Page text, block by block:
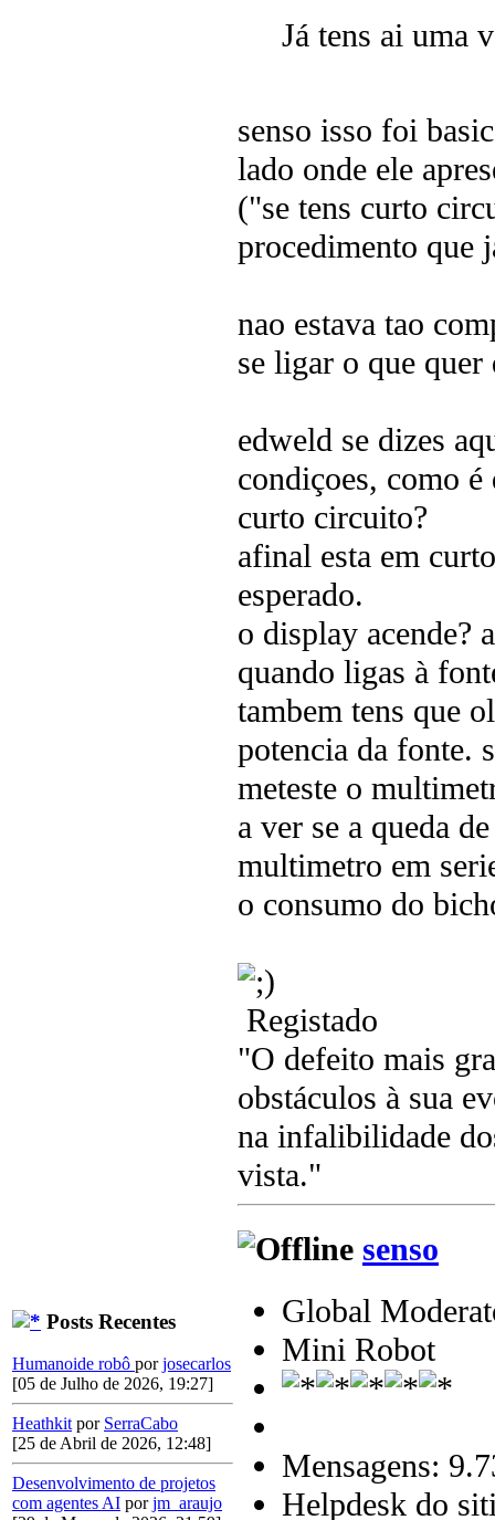
Posts Recentes
Humanoide robô porjosecarlos
[05 de Julho de 2026, 19:27]
Heathkit por SerraCabo
[25 de Abril de 2026, 12:48]
Desenvolvimento de projetos
com agentes AI porjm_araujo
Já tens ai uma
senso isso foi
lado onde ele
("se tens curto
procedimento que
nao estava tao
se ligar o que quer
edweld se dizes
condiçoes, como
curto circuito?
afinal esta em
esperado.
o display acende?
quando ligas à
tambem tens que
potencia da fonte.
meteste o
a ver se a queda
multimetro em
o consumo do
Registado
"O defeito mais
obstáculos à sua
na infalibilidade
vista."
senso
Global
Mini Robot
Mensagens:
Helpdesk do